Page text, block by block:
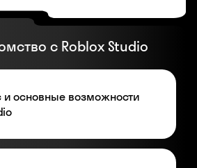
с Roblox Studio
и основные возможности